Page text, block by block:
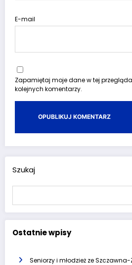
E-mail
Zapamiętaj moje dane w tej
kolejnych komentarzy.
Szukaj
Ostatnie wpisy
Seniorzy i młodzież ze